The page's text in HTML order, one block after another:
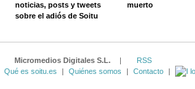
noticias, posts y tweets
sobre el adiós de Soitu
muerto
Micromedios Digitales S.L. |
RSS
Qué es soitu.es
| Quiénes somos | Contacto |